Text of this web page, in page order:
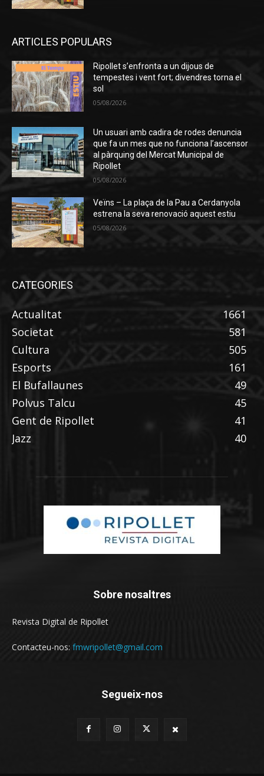
ARTICLES POPULARS
Ripollet s’enfronta a un dijous de
tempestes i vent fort; divendres torna el
sol
05/08/2026
Un usuari amb cadira de rodes denuncia
que fa un mes que no funciona l’ascensor
al pàrquing del Mercat Municipal de
Ripollet
05/08/2026
Veïns – La plaça de la Pau a Cerdanyola
estrena la seva renovació aquest estiu
05/08/2026
CATEGORIES
Actualitat
1661
Societat
581
Cultura
505
Esports
161
El Bufallaunes
49
Polvus Talcu
45
Gent de Ripollet
41
Jazz
40
Sobre nosaltres
Revista Digital de Ripollet
Contacteu-nos: fmwripollet@gmail.com
Segueix-nos